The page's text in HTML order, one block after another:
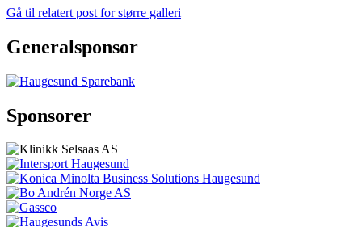
Gå til relatert post for større galleri
Generalsponsor
Sponsorer